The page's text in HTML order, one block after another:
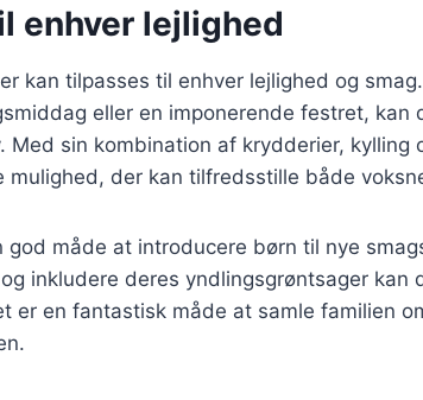
enhver lejlighed
kan tilpasses til enhver lejlighed og
eller en imponerende festret, kan
Med sin kombination af krydderier, kylling
mulighed, der kan tilfredsstille både
måde at introducere børn til nye
inkludere deres yndlingsgrøntsager kan
er en fantastisk måde at samle familien